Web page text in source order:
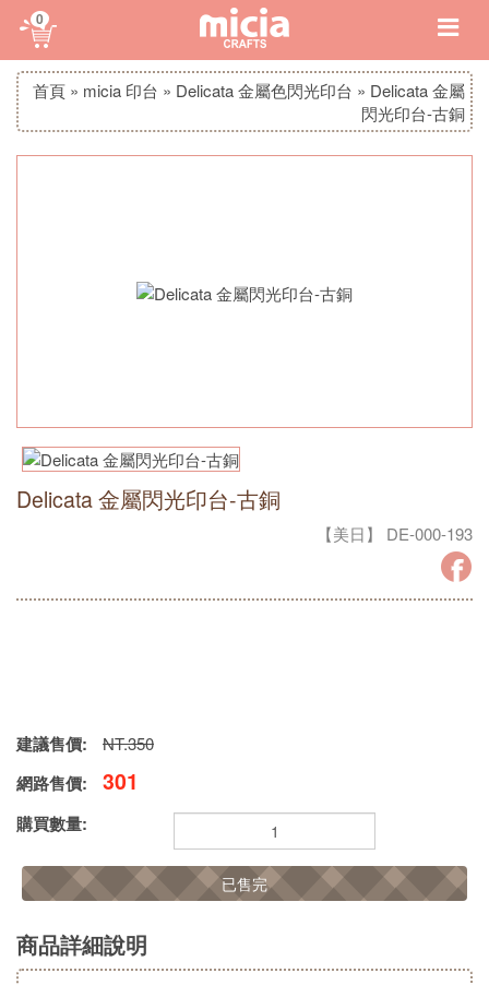
0
首頁 » micia 印台 » Delicata 金屬色閃光印台 » Delicata 金屬
閃光印台-古銅
Delicata 金屬閃光印台-古銅
【美日】 DE-000-193
建議售價: NT.350
網路售價: 301
購買數量:
已售完
商品詳細說明